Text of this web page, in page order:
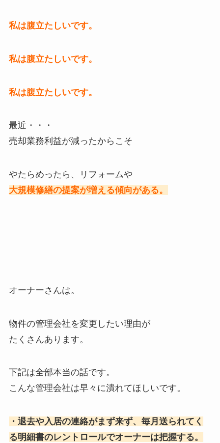
私は腹立たしいです。
私は腹立たしいです。
私は腹立たしいです。
最近・・・
売却業務利益が減ったからこそ
やたらめったら、リフォームや
大規模修繕の提案が増える傾向がある。
オーナーさんは。
物件の管理会社を変更したい理由が
たくさんあります。
下記は全部本当の話です。
こんな管理会社は早々に潰れてほしいです。
・退去や入居の連絡がまず来ず、毎月送られてく
る明細書のレントロールでオーナーは把握する。